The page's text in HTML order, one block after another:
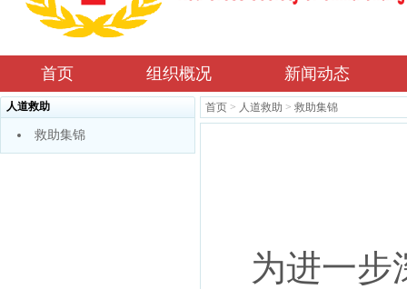
首页 组织概况 新闻动态
人道救助
救助集锦
首页 > 人道救助 > 救助集锦
为进一步